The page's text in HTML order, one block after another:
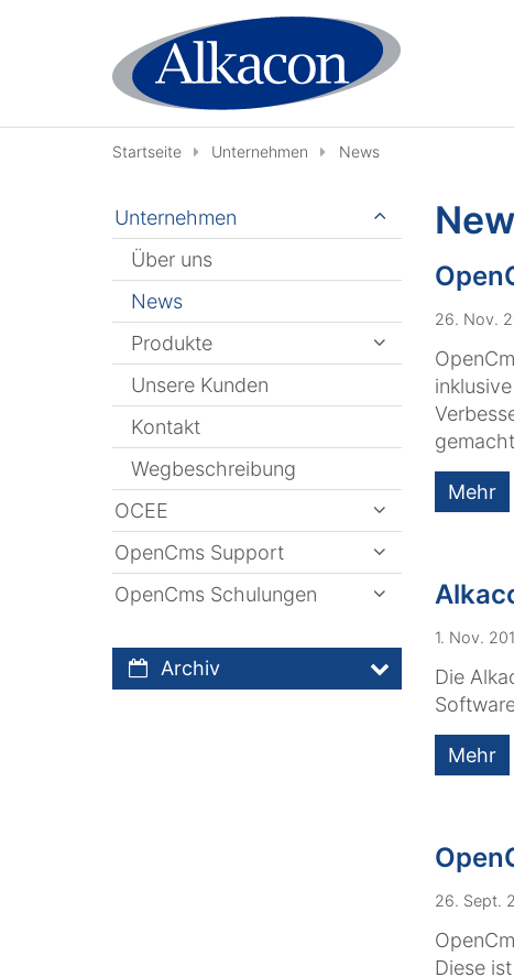
Startseite Unternehmen News
26. Nov.
Mehr
1. Nov.
Die
Mehr
26. Sept.
Diese
Unternehmen
Über uns
News
Produkte
Unsere Kunden
Kontakt
Wegbeschreibung
OCEE
OpenCms Support
OpenCms Schulungen
Archiv